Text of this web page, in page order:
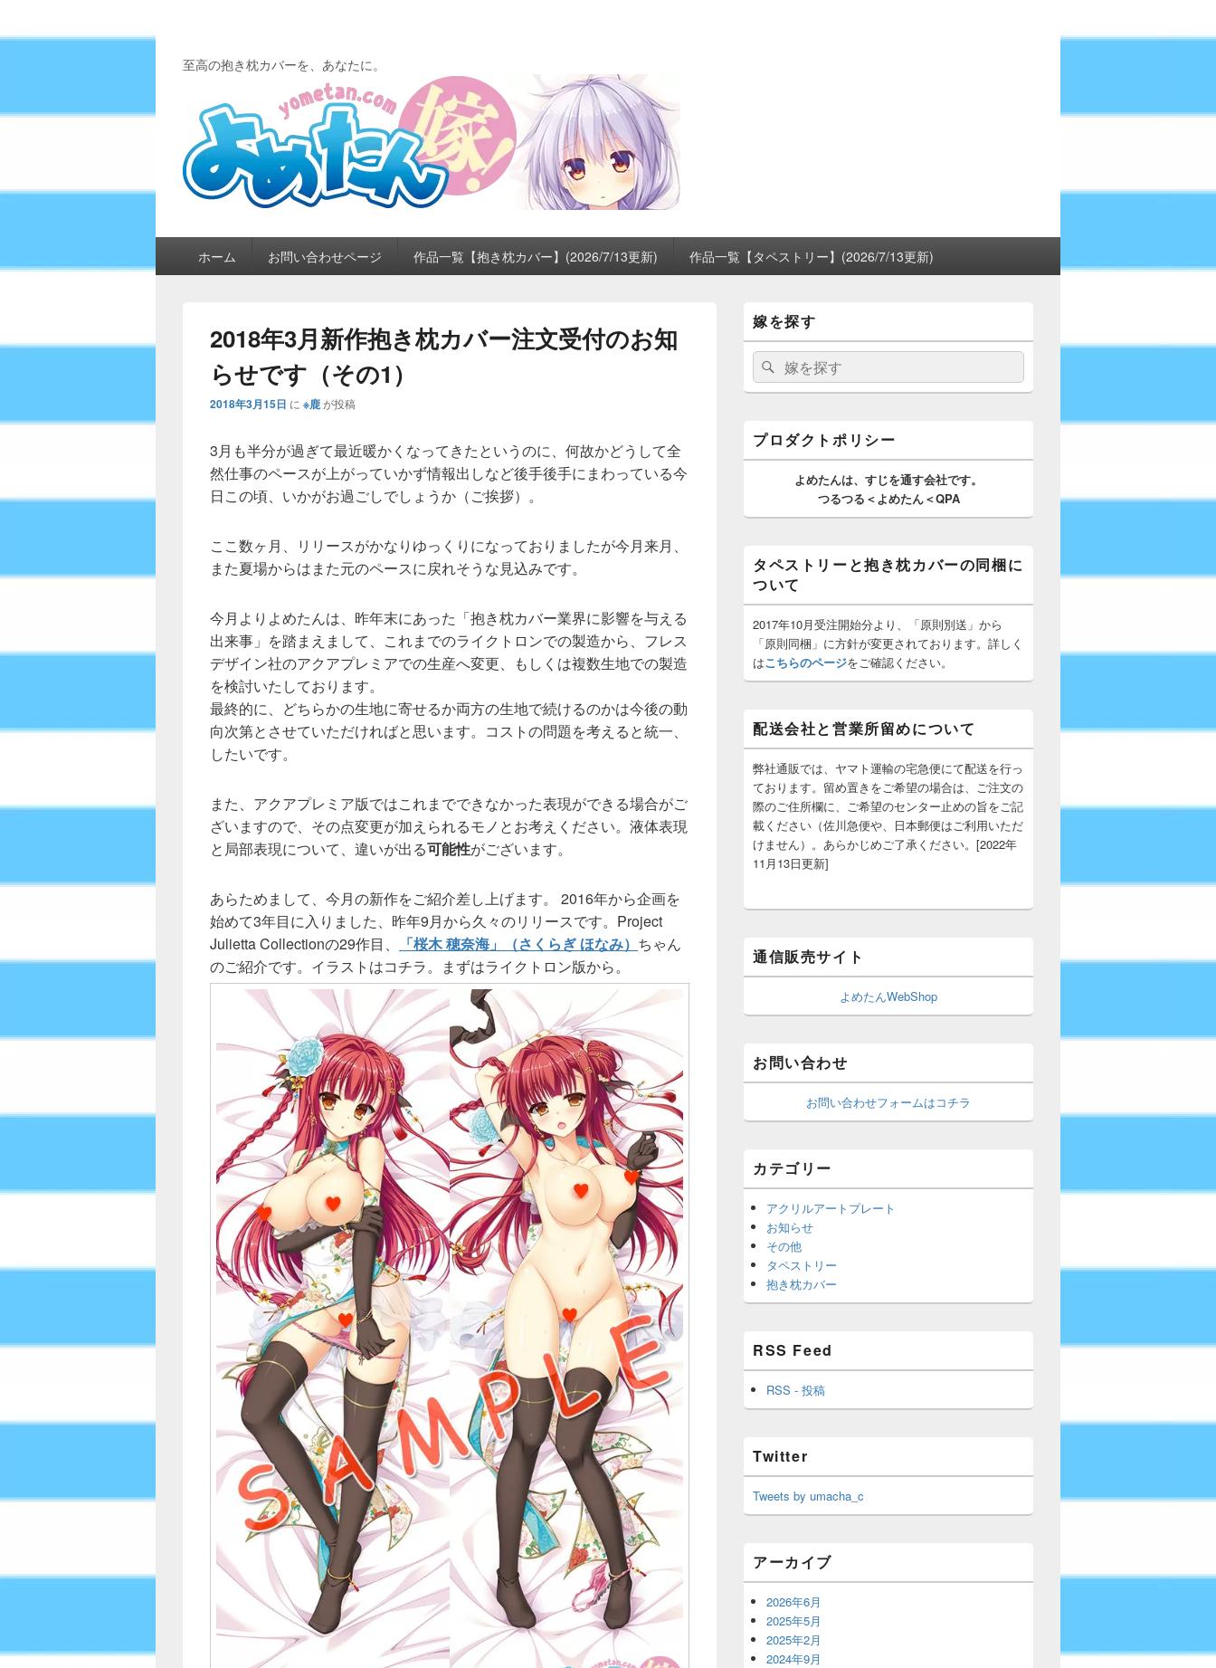
至高の抱き枕カバーを、あなたに。
イ
ュ
ホーム お問い合わせページ 作品一覧【抱き枕カバー】(2026/7/13更新) 作品一覧【タペストリー】(2026/7/13更新)
2018年3月新作抱き枕カバー注文受付のお知
らせです（その1）
2018年3月15日 に ※鹿が投稿
3月も半分が過ぎて最近暖かくなってきたというのに、何故かどうして全
然仕事のペースが上がっていかず情報出しなど後手後手にまわっている今
日この頃、いかがお過ごしでしょうか（ご挨拶）。
ここ数ヶ月、リリースがかなりゆっくりになっておりましたが今月来月、
また夏場からはまた元のペースに戻れそうな見込みです。
今月よりよめたんは、昨年末にあった「抱き枕カバー業界に影響を与える
出来事」を踏まえまして、これまでのライクトロンでの製造から、フレス
デザイン社のアクアプレミアでの生産へ変更、もしくは複数生地での製造
を検討いたしております。
最終的に、どちらかの生地に寄せるか両方の生地で続けるのかは今後の動
向次第とさせていただければと思います。コストの問題を考えると統一、
したいです。
また、アクアプレミア版ではこれまでできなかった表現ができる場合がご
ざいますので、その点変更が加えられるモノとお考えください。液体表現
と局部表現について、違いが出る可能性がございます。
あらためまして、今月の新作をご紹介差し上げます。 2016年から企画を
始めて3年目に入りました、昨年9月から久々のリリースです。Project
Julietta Collectionの29作目、
「桜木 穂奈海」（さくらぎ ほなみ） ちゃん
のご紹介です。イラストはコチラ。まずはライクトロン版から。
イ
ン
サ
ド
ウ
ィ
ト
ア
嫁を探す
検
索:
検
索
プロダクトポリシー
よめたんは、 すじを通す会社です。
つるつる＜よめたん＜QPA
タペストリーと抱き枕カバーの同梱に
ついて
2017年10月受注開始分より、「原則別送」から
「原則同梱」に方針が変更されております。詳しく
はこちらのページをご確認ください。
配送会社と営業所留めについて
弊社通販では、ヤマト運輸の宅急便にて配送を行っ
ております。留め置きをご希望の場合は、ご注文の
際のご住所欄に、ご希望のセンター止めの旨をご記
載ください（佐川急便や、日本郵便はご利用いただ
けません）。あらかじめご了承ください。[2022年
11月13日更新]
通信販売サイト
よめたんWebShop
お問い合わせ
お問い合わせフォームはコチラ
カテゴリー
アクリルアートプレート
お知らせ
その他
タペストリー
抱き枕カバー
RSS Feed
RSS - 投稿
Twitter
Tweets by umacha_c
アーカイブ
2026年6月
2025年5月
2025年2月
2024年9月